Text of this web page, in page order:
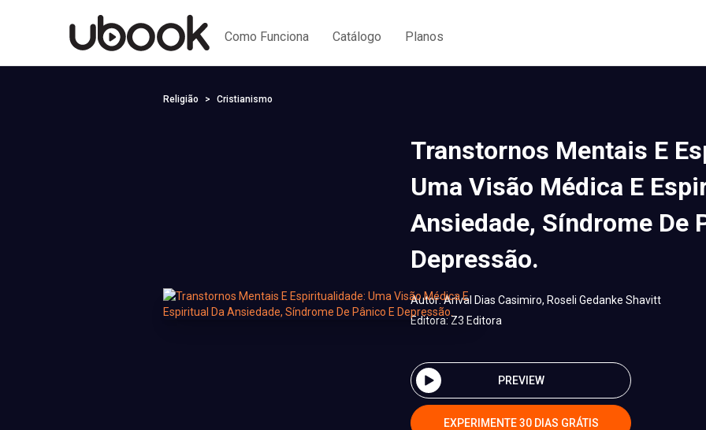
Como Funciona Catálogo Planos
Religião Cristianismo
Transtornos Mentais E
Uma Visão Médica E
Ansiedade, Síndrome De
Depressão.
Autor:Arival Dias Casimiro, Roseli Gedanke Shavitt
Editora: Z3 Editora
PREVIEW
EXPERIMENTE 30 DIAS GRÁTIS